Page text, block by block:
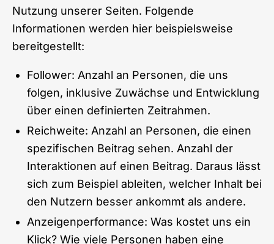
Nutzung unserer Seiten. Folgende
Informationen werden hier beispielsweise
bereitgestellt:
Follower: Anzahl an Personen, die uns
folgen, inklusive Zuwächse und Entwicklung
über einen definierten Zeitrahmen.
Reichweite: Anzahl an Personen, die einen
spezifischen Beitrag sehen. Anzahl der
Interaktionen auf einen Beitrag. Daraus lässt
sich zum Beispiel ableiten, welcher Inhalt bei
den Nutzern besser ankommt als andere.
Anzeigenperformance: Was kostet uns ein
Klick? Wie viele Personen haben eine